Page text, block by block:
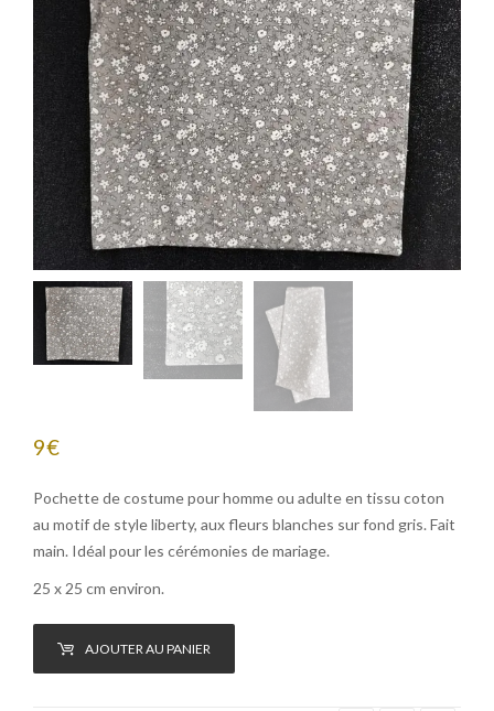
9€
Pochette de costume pour homme ou adulte en tissu coton
au motif de style liberty, aux fleurs blanches sur fond gris. Fait
main. Idéal pour les cérémonies de mariage.
25 x 25 cm environ.
AJOUTER AU PANIER